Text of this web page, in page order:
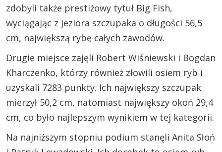
zdobyli także prestiżowy tytuł Big Fish,
wyciągając z jeziora szczupaka o długości 56,5
cm, największą rybę całych zawodów.
Drugie miejsce zajęli Robert Wiśniewski i Bogdan
Kharczenko, którzy również złowili osiem ryb i
uzyskali 7283 punkty. Ich największy szczupak
mierzył 50,2 cm, natomiast największy okoń 29,4
cm, co było najlepszym wynikiem w tej kategorii.
Na najniższym stopniu podium stanęli Anita Słoń